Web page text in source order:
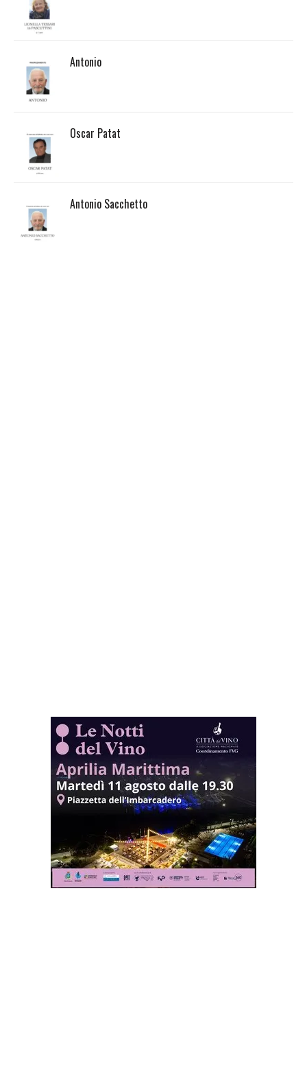
Antonio
Oscar Patat
Antonio Sacchetto